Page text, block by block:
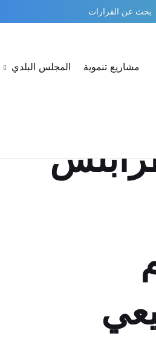
بحث عن القرارات
مشاريع تنموية المجلس البلدي